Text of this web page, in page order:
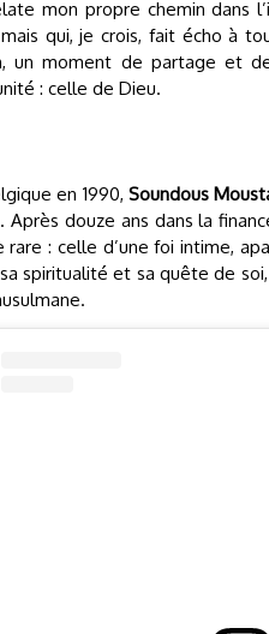
mon propre chemin dans
qui, je crois, fait écho à
un moment de partage et
: celle de Dieu.
en 1990, Soundous
Après douze ans dans la
rare : celle d’une foi intime,
spiritualité et sa quête de